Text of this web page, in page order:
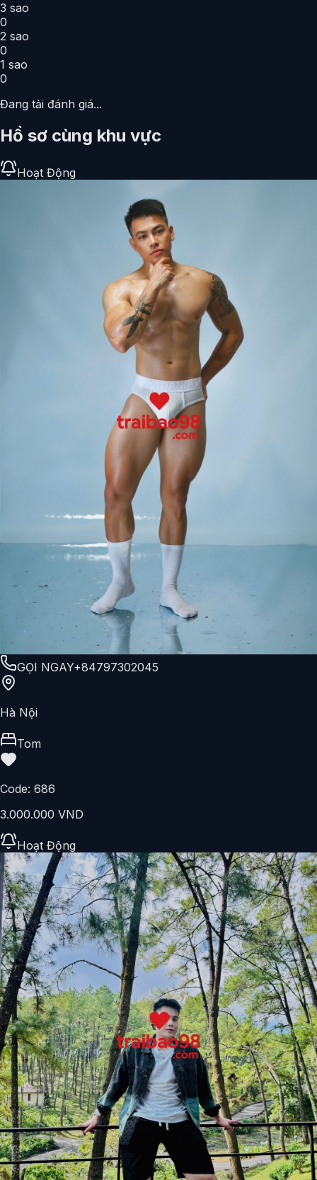
3 sao
0
2 sao
0
1 sao
0
Đang tải đánh giá...
Hồ sơ cùng khu vực
Hoạt Động
GỌI NGAY+84797302045
Hà Nội
Tom
Code: 686
3.000.000 VND
Hoạt Động